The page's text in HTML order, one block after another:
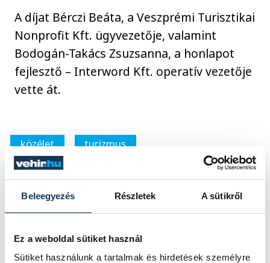
Beleegyezés Részletek A sütikről
Ez a weboldal sütiket használ
Sütiket használunk a tartalmak és hirdetések személyre
A díjat Bérczi Beáta, a Veszprémi Turisztikai
Nonprofit Kft. ügyvezetője, valamint
Bodogán-Takács Zsuzsanna, a honlapot
fejlesztő – Interword Kft. operatív vezetője
vette át.
közélet turizmus
vehir.hu